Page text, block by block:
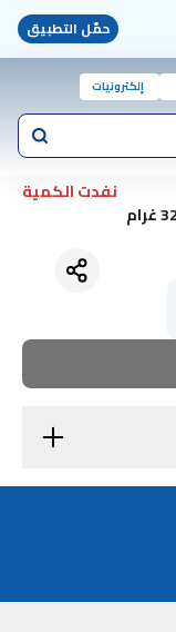
حمّل التطبيق
إلكترونيات
نفدت الكمية